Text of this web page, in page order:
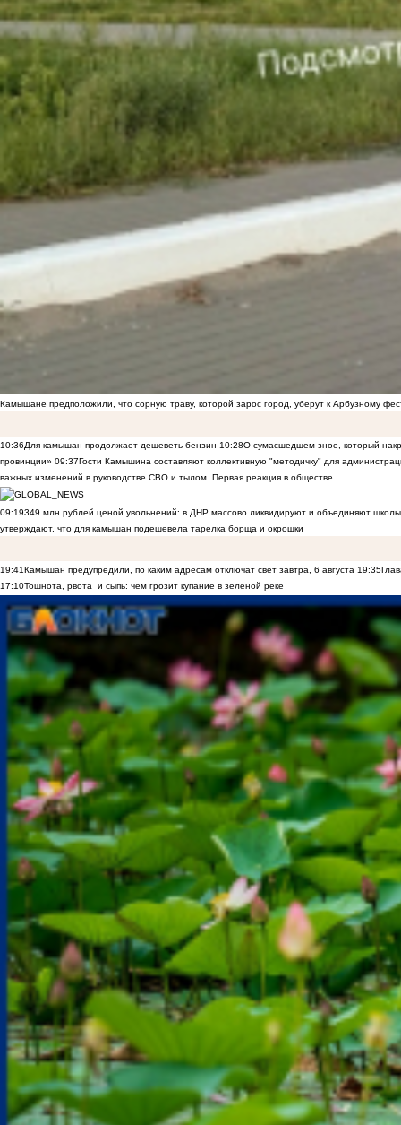
Камышане предположили, что сорную траву, которой зарос город, уберут к Арбузному
10:36Для камышан продолжает дешеветь бензин 10:28О сумасшедшем зное, который
провинции» 09:37Гости Камышина составляют коллективную "методичку" для
важных изменений в руководстве СВО и тылом. Первая реакция в обществе
09:19349 млн рублей ценой увольнений: в ДНР массово ликвидируют и объединяют
утверждают, что для камышан подешевела тарелка борща и окрошки
19:41Камышан предупредили, по каким адресам отключат свет завтра, 6 августа 19:35
17:10Тошнота, рвота и сыпь: чем грозит купание в зеленой реке